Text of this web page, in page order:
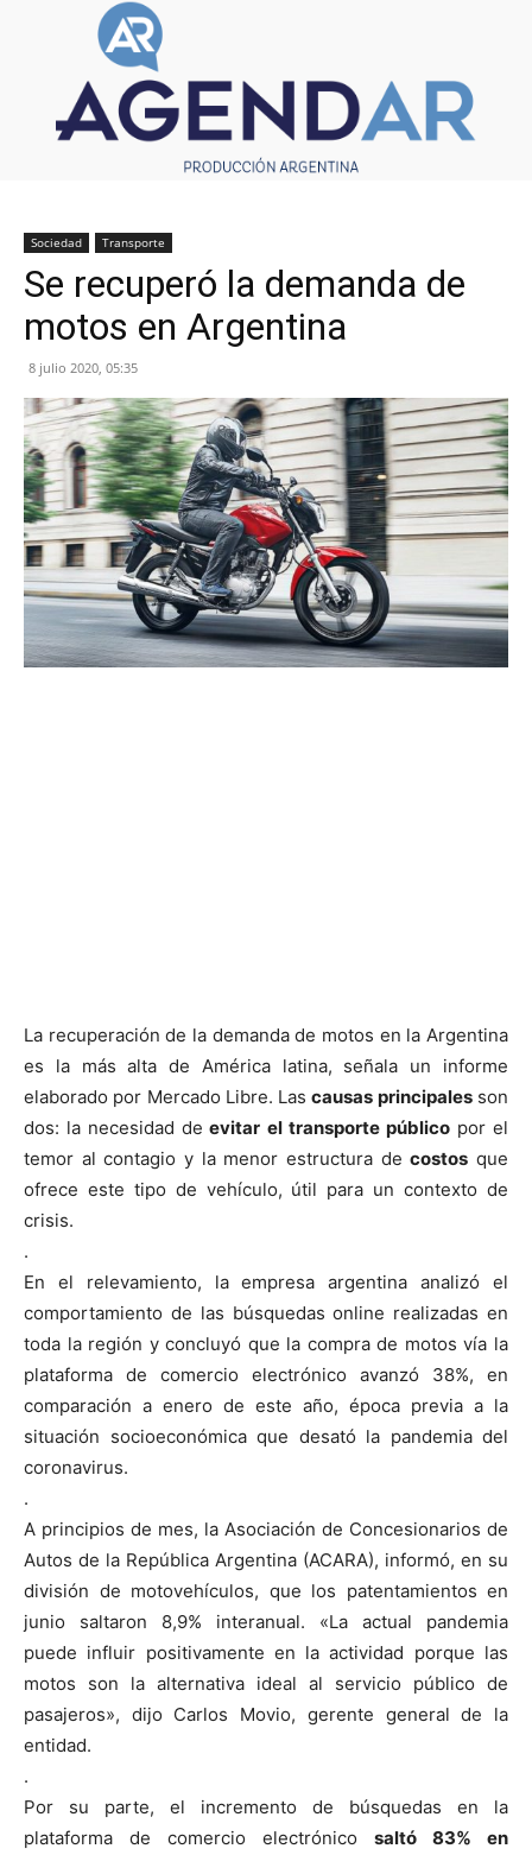
Sociedad Transporte
Se recuperó la demanda de
motos en Argentina
8 julio 2020, 05:35
La recuperación de la demanda de motos en la Argentina
es la más alta de América latina, señala un informe
elaborado por Mercado Libre. Lascausas principalesson
dos: la necesidad de evitar el transporte públicopor el
temor al contagio y la menor estructura decostos que
ofrece este tipo de vehículo, útil para un contexto de
crisis.
.
En el relevamiento, la empresa argentina analizó el
comportamiento de las búsquedas online realizadas en
toda la región y concluyó que la compra de motos vía la
plataforma de comercio electrónico avanzó 38%, en
comparación a enero de este año, época previa a la
situación socioeconómica que desató la pandemia del
coronavirus.
.
A principios de mes, la Asociación de Concesionarios de
Autos de la República Argentina (ACARA), informó, en su
división de motovehículos, que los patentamientos en
junio saltaron 8,9% interanual. «La actual pandemia
puede influir positivamente en la actividad porque las
motos son la alternativa ideal al servicio público de
pasajeros», dijo Carlos Movio, gerente general de la
entidad.
.
Por su parte, el incremento de búsquedas en la
plataforma de comercio electrónico saltó 83% en